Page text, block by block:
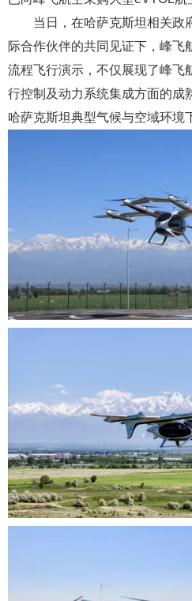
当日，在哈萨克斯坦相关政
际合作伙伴的共同见证下，峰飞
流程飞行演示，不仅展现了峰飞
行控制及动力系统集成方面的成
哈萨克斯坦典型气候与空域环境